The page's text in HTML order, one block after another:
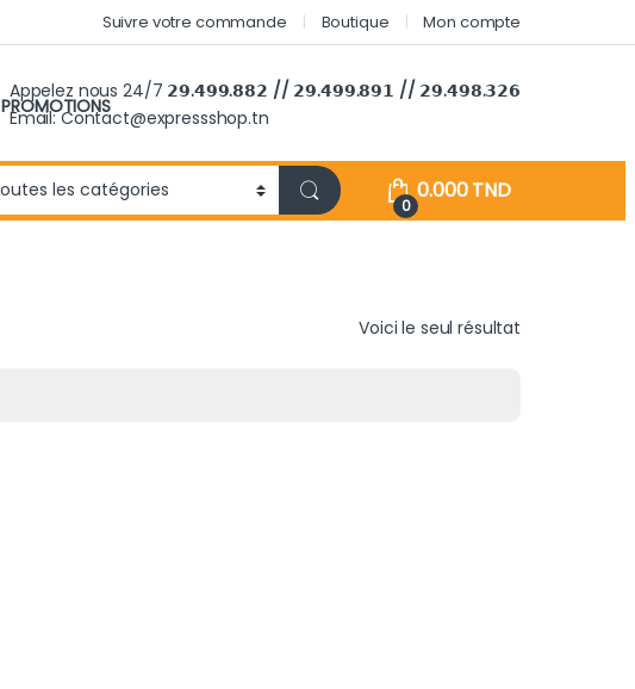
Suivre votre commande Boutique Mon compte
PROMOTIONS
Appelez nous 24/7 𝟮𝟵.𝟰𝟵𝟵.𝟴𝟴𝟮 // 𝟮𝟵.𝟰𝟵𝟵.𝟴𝟵𝟭 // 𝟮𝟵.𝟰𝟵𝟴.𝟯𝟮𝟲
Email: Contact@expressshop.tn
0
0.000TND
Voici le seul résultat